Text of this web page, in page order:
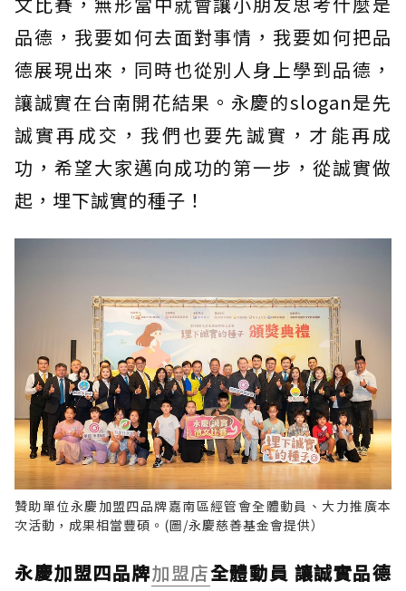
品德，我要如何去面對事情，我要如何把品
德展現出來，同時也從別人身上學到品德，
讓誠實在台南開花結果。永慶的slogan是先
誠實再成交，我們也要先誠實，才能再成
功，希望大家邁向成功的第一步，從誠實做
起，埋下誠實的種子！
贊助單位永慶加盟四品牌嘉南區經管會全體動員、大力推廣本
次活動，成果相當豐碩。(圖/永慶慈善基金會提供）
永慶加盟四品牌加盟店全體動員 讓誠實品德